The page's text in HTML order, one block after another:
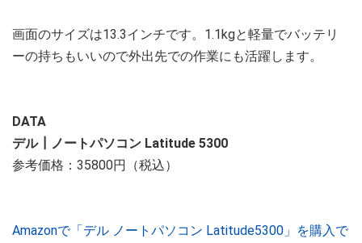
画面のサイズは13.3インチです。1.1kgと軽量でバッテリ
ーの持ちもいいので外出先での作業にも活躍します。
DATA
デル┃ノートパソコン Latitude 5300
参考価格：35800円（税込）
Amazonで「デル ノートパソコン Latitude5300」を購入で